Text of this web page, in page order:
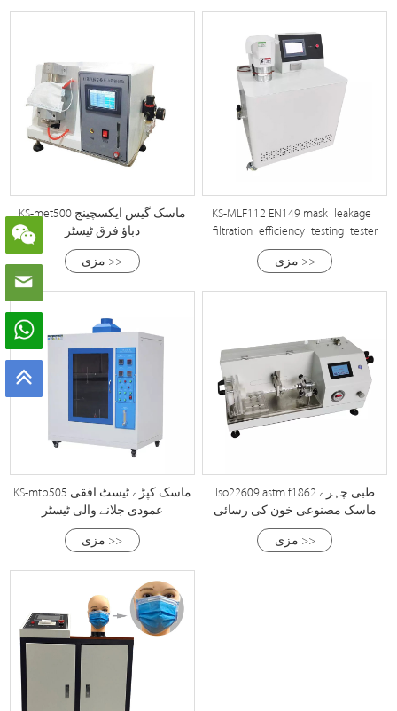
KS-met500 ماسک گیس ایکسچینج
دباؤ فرق ٹیسٹر
مزی >>
KS-MLF112 EN149 mask leakage
filtration efficiency testing tester
مزی >>
KS-mtb505 ماسک کپڑے ٹیسٹ افقی
عمودی جلانے والی ٹیسٹر
مزی >>
Iso22609 astm f1862 طبی چہرے
ماسک مصنوعی خون کی رسائی
ٹیسٹر
مزی >>